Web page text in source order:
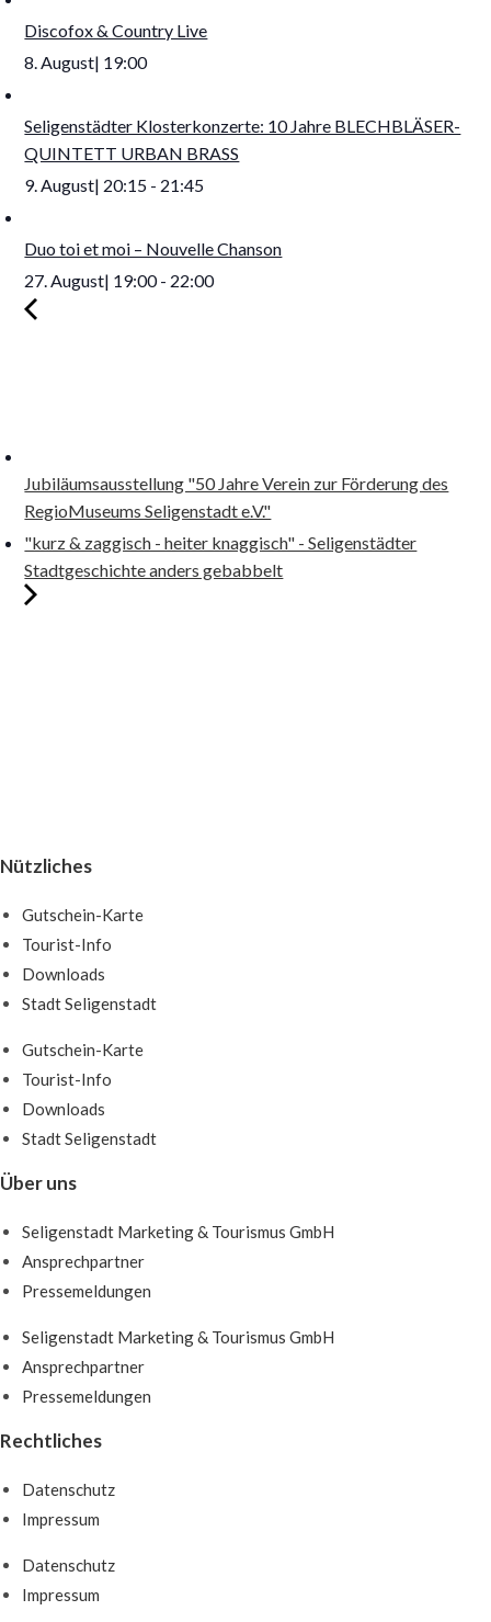
Discofox & Country Live
8. August| 19:00
Seligenstädter Klosterkonzerte: 10 Jahre BLECHBLÄSER-
QUINTETT URBAN BRASS
9. August| 20:15 - 21:45
Duo toi et moi – Nouvelle Chanson
27. August| 19:00- 22:00
Jubiläumsausstellung "50 Jahre Verein zur Förderung des
RegioMuseums Seligenstadt e.V."
"kurz & zaggisch - heiter knaggisch" - Seligenstädter
Stadtgeschichte anders gebabbelt
Nützliches
Gutschein-Karte
Tourist-Info
Downloads
Stadt Seligenstadt
Gutschein-Karte
Tourist-Info
Downloads
Stadt Seligenstadt
Über uns
Seligenstadt Marketing & Tourismus GmbH
Ansprechpartner
Pressemeldungen
Seligenstadt Marketing & Tourismus GmbH
Ansprechpartner
Pressemeldungen
Rechtliches
Datenschutz
Impressum
Datenschutz
Impressum